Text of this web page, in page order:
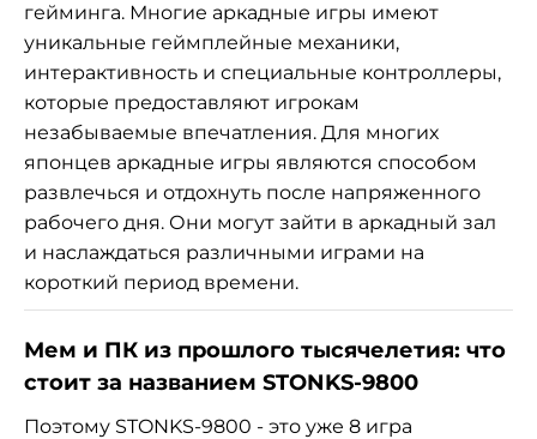
гейминга. Многие аркадные игры имеют
уникальные геймплейные механики,
интерактивность и специальные контроллеры,
которые предоставляют игрокам
незабываемые впечатления. Для многих
японцев аркадные игры являются способом
развлечься и отдохнуть после напряженного
рабочего дня. Они могут зайти в аркадный зал
и наслаждаться различными играми на
короткий период времени.
Мем и ПК из прошлого тысячелетия: что
стоит за названием STONKS-9800
Поэтому STONKS-9800 - это уже 8 игра